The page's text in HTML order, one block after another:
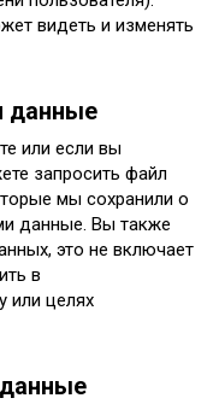
видеть и изменять
данные
или если вы
запросить файл
мы сохранили о
данные. Вы также
это не включает
в
или целях